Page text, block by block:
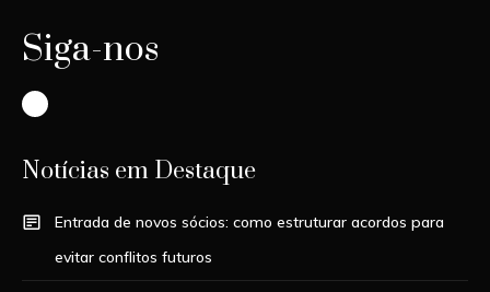
Siga-nos
Instagram
Notícias em Destaque
Entrada de novos sócios: como estruturar acordos para
evitar conflitos futuros